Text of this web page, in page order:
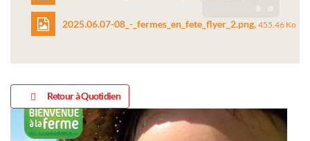
2025.06.07-
08_-
2025.06.07-
08_-
2025.06.07-08_-_fermes_en_fete_flyer_2.png, 455.46 Ko
Retour à Quotidien